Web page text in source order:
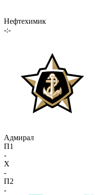
Нефтехимик
-:-
Адмирал
П1
-
X
-
П2
-